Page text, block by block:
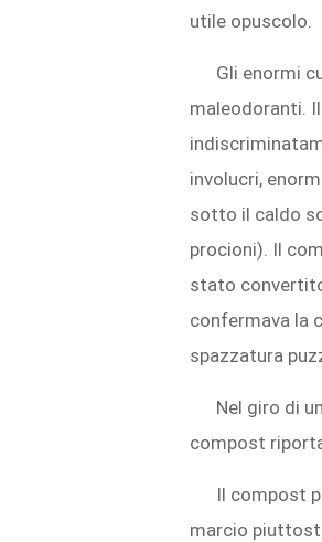
utile opuscolo.
Gli enormi
maleodoranti.
involucri,
sotto il caldo
procioni). Il
stato
confermava la
spazzatura
Nel giro di
compost
Il compost
marcio